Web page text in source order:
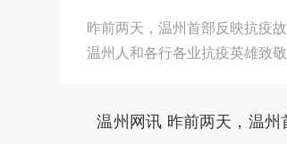
昨前两天，温州首部反映抗疫
温州人和各行各业抗疫英雄致敬
温州网讯 昨前两天，温州首